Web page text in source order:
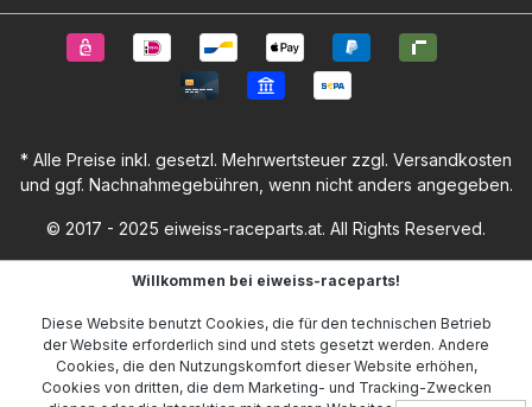
* Alle Preise inkl. gesetzl. Mehrwertsteuer zzgl. Versandkosten
und ggf. Nachnahmegebühren, wenn nicht anders angegeben.
© 2017 - 2025 eiweiss-raceparts.at. All Rights Reserved.
Willkommen bei eiweiss-raceparts!
Diese Website benutzt Cookies, die für den technischen Betrieb
der Website erforderlich sind und stets gesetzt werden. Andere
Cookies, die den Nutzungskomfort dieser Website erhöhen,
Cookies von dritten, die dem Marketing- und Tracking-Zwecken